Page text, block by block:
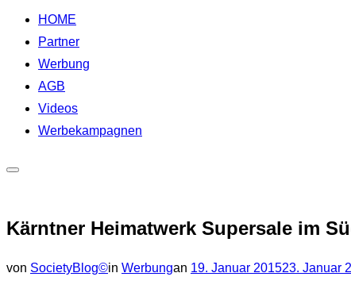
springenHOME
Partner
Werbung
AGB
Videos
Werbekampagnen
Navigation
Kärntner Heimatwerk Supersale im
von SocietyBlog©in Werbungan Veröffentlicht
19. Januar 201523. Januar